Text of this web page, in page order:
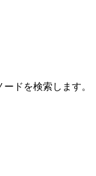
ドを検索します。